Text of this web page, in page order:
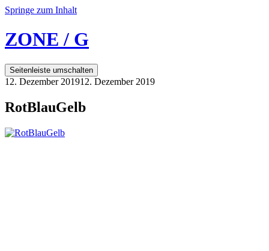
Springe zum Inhalt
ZONE / G
Seitenleiste umschalten
12. Dezember 201912. Dezember 2019
RotBlauGelb